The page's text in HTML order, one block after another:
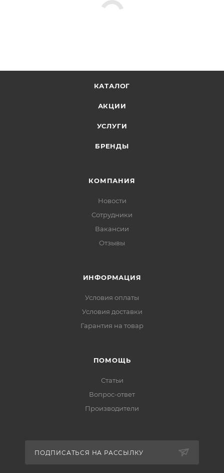
КАТАЛОГ
АКЦИИ
УСЛУГИ
БРЕНДЫ
КОМПАНИЯ
Новости
Сотрудники
Вакансии
Отзывы
ИНФОРМАЦИЯ
Условия оплаты
Условия доставки
Гарантия на товар
ПОМОЩЬ
Статьи
Вопрос-ответ
Производители
ПОДПИСАТЬСЯ НА РАССЫЛКУ